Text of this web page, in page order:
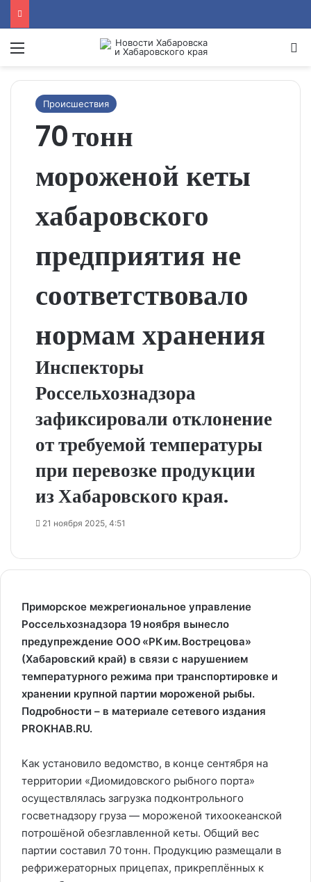
Menu
Происшествия
70 тонн
мороженой кеты
хабаровского
предприятия не
соответствовало
нормам хранения
Инспекторы
Россельхознадзора
зафиксировали отклонение
от требуемой температуры
при перевозке продукции
из Хабаровского края.
21 ноября 2025, 4:51
Приморское межрегиональное управление
Россельхознадзора 19 ноября вынесло
предупреждение ООО «РК им. Вострецова»
(Хабаровский край) в связи с нарушением
температурного режима при транспортировке и
хранении крупной партии мороженой рыбы.
Подробности – в материале сетевого издания
PROKHAB.RU.
Как установило ведомство, в конце сентября на
территории «Диомидовского рыбного порта»
осуществлялась загрузка подконтрольного
госветнадзору груза — мороженой тихоокеанской
потрошёной обезглавленной кеты. Общий вес
партии составил 70 тонн. Продукцию размещали в
рефрижераторных прицепах, прикреплённых к